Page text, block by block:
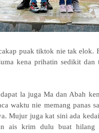
puak tiktok nie tak elok.
kena prihatin sedikit dan
la juga Ma dan Abah
waktu nie memang panas
Mujur juga kat sini ada
ais krim dulu buat hilang